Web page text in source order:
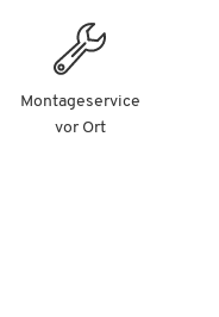
Montageservice
vor Ort